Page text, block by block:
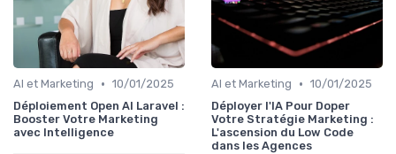
AI et Marketing • 10/01/2025
Déploiement Open AI Laravel :
Booster Votre Marketing
avec Intelligence
AI et Marketing • 10/01/2025
Déployer l'IA Pour Doper
Votre Stratégie Marketing :
L'ascension du Low Code
dans les Agences